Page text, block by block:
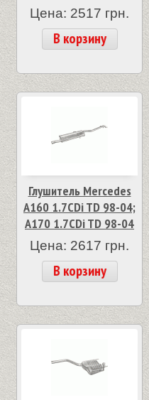
Цена: 2517 грн.
В корзину
Глушитель Mercedes
A160 1.7CDi TD 98-04;
A170 1.7CDi TD 98-04
Цена: 2617 грн.
В корзину